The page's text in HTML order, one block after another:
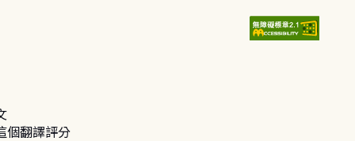
個翻譯評分